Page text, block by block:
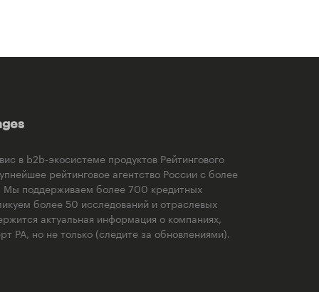
в b2b-экосистеме продуктов Рейтингового
рейтинговое агентство России с более
Мы поддерживаем более 700 кредитных
более 50 исследований и отраслевых
актуальная информация о компаниях,
РА, но не только (следите за обновлениями).